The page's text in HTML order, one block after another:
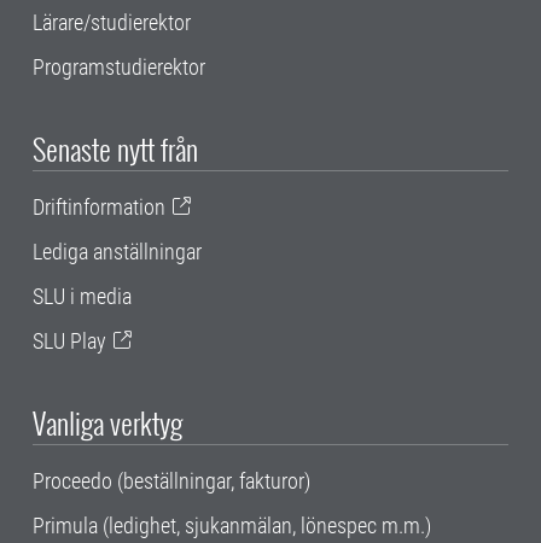
Lärare/studierektor
Programstudierektor
Senaste nytt från
Driftinformation
Lediga anställningar
SLU i media
SLU Play
Vanliga verktyg
Proceedo (beställningar, fakturor)
Primula (ledighet, sjukanmälan, lönespec m.m.)